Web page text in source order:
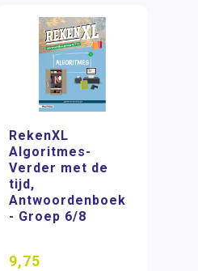
RekenXL
Algoritmes-
Verder met de
tijd,
Antwoordenboek
- Groep 6/8
9,75